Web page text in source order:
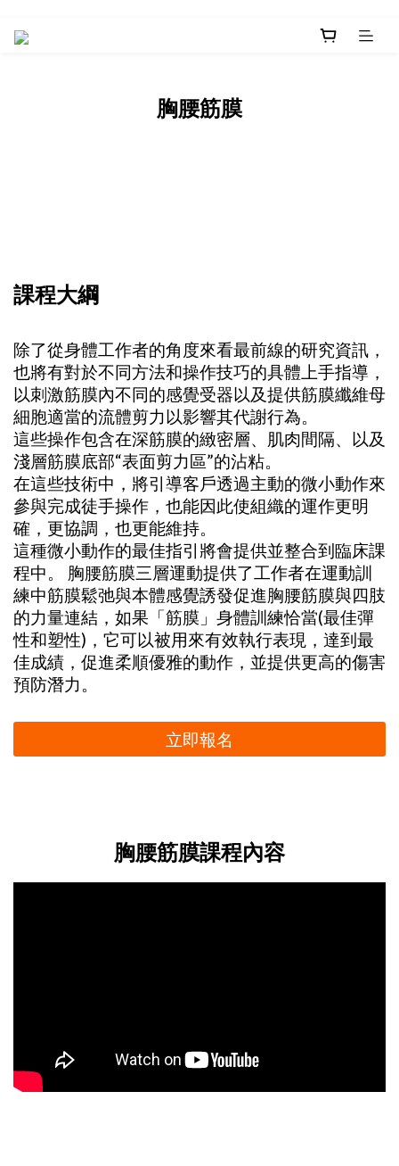
胸腰筋膜
課程大綱
除了從身體工作者的角度來看最前線的研究資訊，
也將有對於不同方法和操作技巧的具體上手指導，
以刺激筋膜內不同的感覺受器以及提供筋膜纖維母
細胞適當的流體剪力以影響其代謝行為。
這些操作包含在深筋膜的緻密層、肌肉間隔、以及
淺層筋膜底部“表面剪力區”的沾粘。
在這些技術中，將引導客戶透過主動的微小動作來
參與完成徒手操作，也能因此使組織的運作更明
確，更協調，也更能維持。
這種微小動作的最佳指引將會提供並整合到臨床課
程中。 胸腰筋膜三層運動提供了工作者在運動訓
練中筋膜鬆弛與本體感覺誘發促進胸腰筋膜與四肢
的力量連結，如果「筋膜」身體訓練恰當(最佳彈
性和塑性)，它可以被用來有效執行表現，達到最
佳成績，促進柔順優雅的動作，並提供更高的傷害
預防潛力。
立即報名
胸腰筋膜課程內容